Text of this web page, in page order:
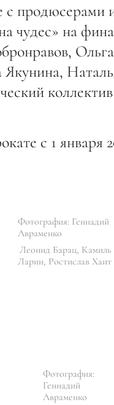
продюсерами
чудес» на
с 1 января
Фотография: Геннадий
Авраменко
Леонид Барац, Камиль
Ларин, Ростислав Хаит
Фотография:
Геннадий
Авраменко